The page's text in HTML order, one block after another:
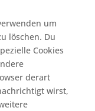
um
löschen. Du
Cookies
derart
wirst,